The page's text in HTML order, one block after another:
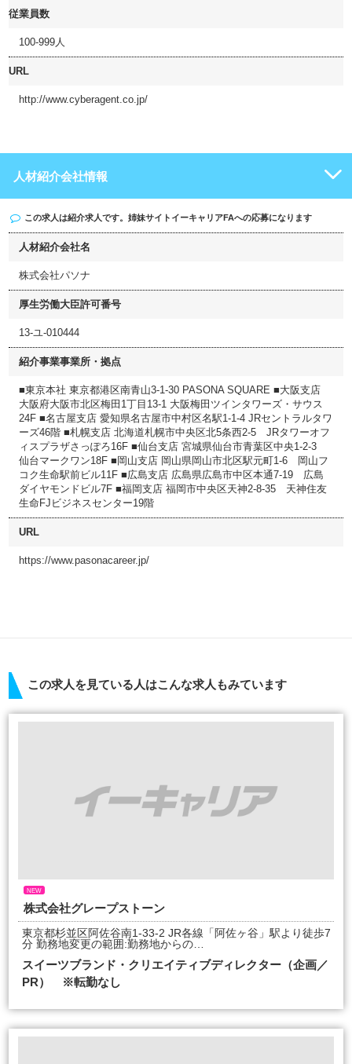
従業員数
100-999人
URL
http://www.cyberagent.co.jp/
人材紹介会社情報
この求人は紹介求人です。姉妹サイト イーキャリアFAへの応募になります
人材紹介会社名
株式会社パソナ
厚生労働大臣許可番号
13-ユ-010444
紹介事業事業所・拠点
■東京本社 東京都港区南青山3-1-30 PASONA SQUARE ■大阪支店
大阪府大阪市北区梅田1丁目13-1 大阪梅田ツインタワーズ・サウス
24F ■名古屋支店 愛知県名古屋市中村区名駅1-1-4 JRセントラルタワ
ーズ46階 ■札幌支店 北海道札幌市中央区北5条西2-5 JRタワーオフ
ィスプラザさっぽろ16F ■仙台支店 宮城県仙台市青葉区中央1-2-3
仙台マークワン18F ■岡山支店 岡山県岡山市北区駅元町1-6 岡山フ
コク生命駅前ビル11F ■広島支店 広島県広島市中区本通7-19 広島
ダイヤモンドビル7F ■福岡支店 福岡市中央区天神2-8-35 天神住友
生命FJビジネスセンター19階
URL
https://www.pasonacareer.jp/
この求人を見ている人はこんな求人もみています
NEW
株式会社グレープストーン
東京都杉並区阿佐谷南1-33-2 JR各線「阿佐ヶ谷」駅より徒歩7
分 勤務地変更の範囲:勤務地からの…
スイーツブランド・クリエイティブディレクター（企画／
PR） ※転勤なし